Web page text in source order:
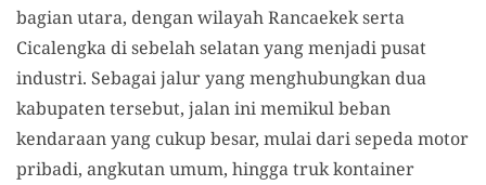
bagian utara, dengan wilayah Rancaekek serta
Cicalengka di sebelah selatan yang menjadi pusat
industri. Sebagai jalur yang menghubungkan dua
kabupaten tersebut, jalan ini memikul beban
kendaraan yang cukup besar, mulai dari sepeda motor
pribadi, angkutan umum, hingga truk kontainer